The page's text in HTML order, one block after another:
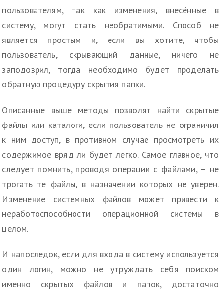
пользователям, так как изменения, внесённые в
систему, могут стать необратимыми. Способ не
является простым и, если вы хотите, чтобы
пользователь, скрывающий данные, ничего не
заподозрил, тогда необходимо будет проделать
обратную процедуру скрытия папки.
Описанные выше методы позволят найти скрытые
файлы или каталоги, если пользователь не ограничил
к ним доступ, в противном случае просмотреть их
содержимое вряд ли будет легко. Самое главное, что
следует помнить, проводя операции с файлами, – не
трогать те файлы, в назначении которых не уверен.
Изменение системных файлов может привести к
неработоспособности операционной системы в
целом.
И напоследок, если для входа в систему используется
один логин, можно не утруждать себя поиском
именно скрытых файлов и папок, достаточно